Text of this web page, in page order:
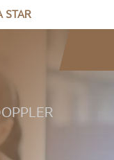
STAR